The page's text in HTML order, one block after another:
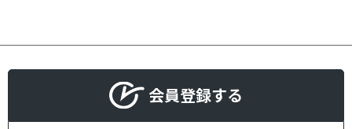
会員登録する